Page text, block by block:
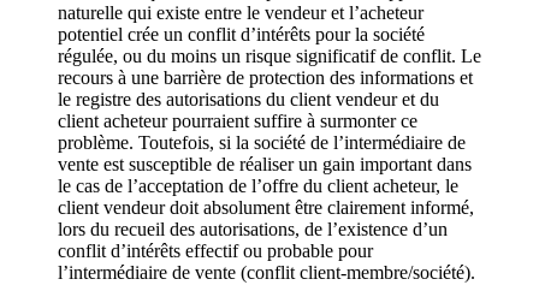
naturelle qui existe entre le vendeur et l’acheteur
potentiel crée un conflit d’intérêts pour la société
régulée, ou du moins un risque significatif de conflit. Le
recours à une barrière de protection des informations et
le registre des autorisations du client vendeur et du
client acheteur pourraient suffire à surmonter ce
problème. Toutefois, si la société de l’intermédiaire de
vente est susceptible de réaliser un gain important dans
le cas de l’acceptation de l’offre du client acheteur, le
client vendeur doit absolument être clairement informé,
lors du recueil des autorisations, de l’existence d’un
conflit d’intérêts effectif ou probable pour
l’intermédiaire de vente (conflit client-membre/société).